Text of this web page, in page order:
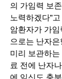
의 가임력 보
노력하겠다”
암환자가 가
으로는 난자
미리 보관하는
료 전에 난자